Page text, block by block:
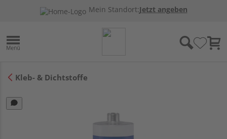
Mein Standort:Jetzt angeben
Kleb- & Dichtstoffe